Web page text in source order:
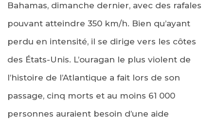
Bahamas, dimanche dernier, avec des rafales
pouvant atteindre 350 km/h. Bien qu’ayant
perdu en intensité, il se dirige vers les côtes
des États-Unis. L’ouragan le plus violent de
l’histoire de l’Atlantique a fait lors de son
passage, cinq morts et au moins 61 000
personnes auraient besoin d’une aide